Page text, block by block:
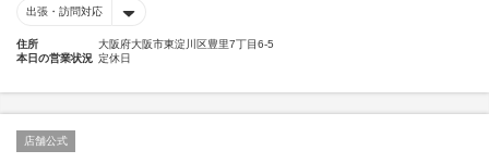
出張・訪問対応
住所
大阪府大阪市東淀川区豊里7丁目6-5
本日の営業状況 定休日
店舗公式